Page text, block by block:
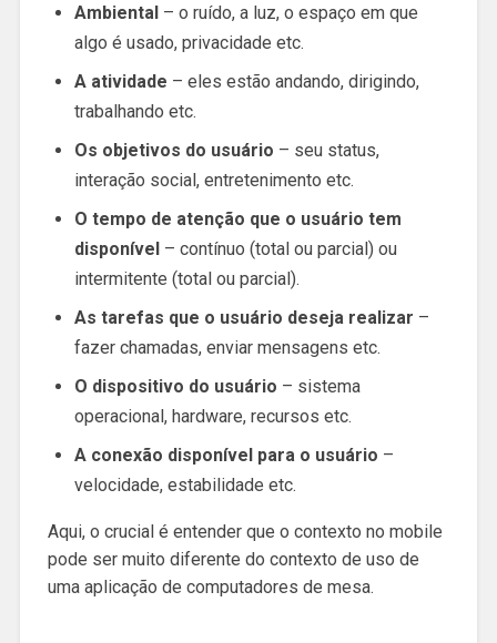
Ambiental– o ruído, a luz, o espaço em que
algo é usado, privacidade etc.
A atividade – eles estão andando, dirigindo,
trabalhando etc.
Os objetivos do usuário – seu status,
interação social, entretenimento etc.
O tempo de atenção que o usuário tem
disponível– contínuo (total ou parcial) ou
intermitente (total ou parcial).
As tarefas que o usuário deseja realizar –
fazer chamadas, enviar mensagens etc.
O dispositivo do usuário – sistema
operacional, hardware, recursos etc.
A conexão disponível para o usuário –
velocidade, estabilidade etc.
Aqui, o crucial é entender que o contexto no mobile
pode ser muito diferente do contexto de uso de
uma aplicação de computadores de mesa.